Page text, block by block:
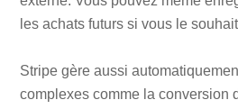
les achats futurs si vous le
Stripe gère aussi
complexes comme la conversion